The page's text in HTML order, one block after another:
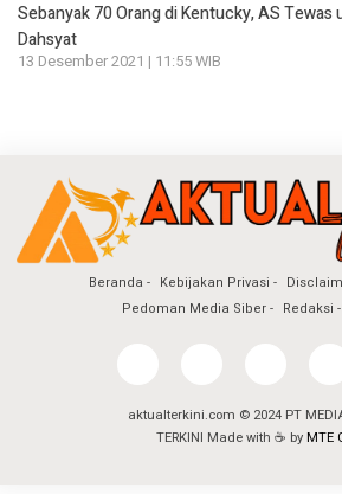
Sebanyak 70 Orang di Kentucky, AS Tewas
Dahsyat
13 Desember 2021 | 11:55 WIB
Beranda Kebijakan Privasi
Pedoman Media Siber
Redaksi
aktualterkini.com © 2024 PT
TERKINI Made with ☕ by MTE